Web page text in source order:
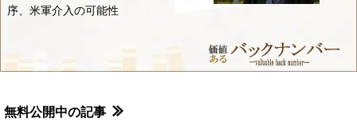
序、米軍介入の可能性
無料公開中の記事